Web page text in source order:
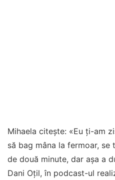
Mihaela citește: «Eu ți-am
să bag mâna la fermoar,
de două minute, dar așa a
Dani Oțil, în podcast-ul